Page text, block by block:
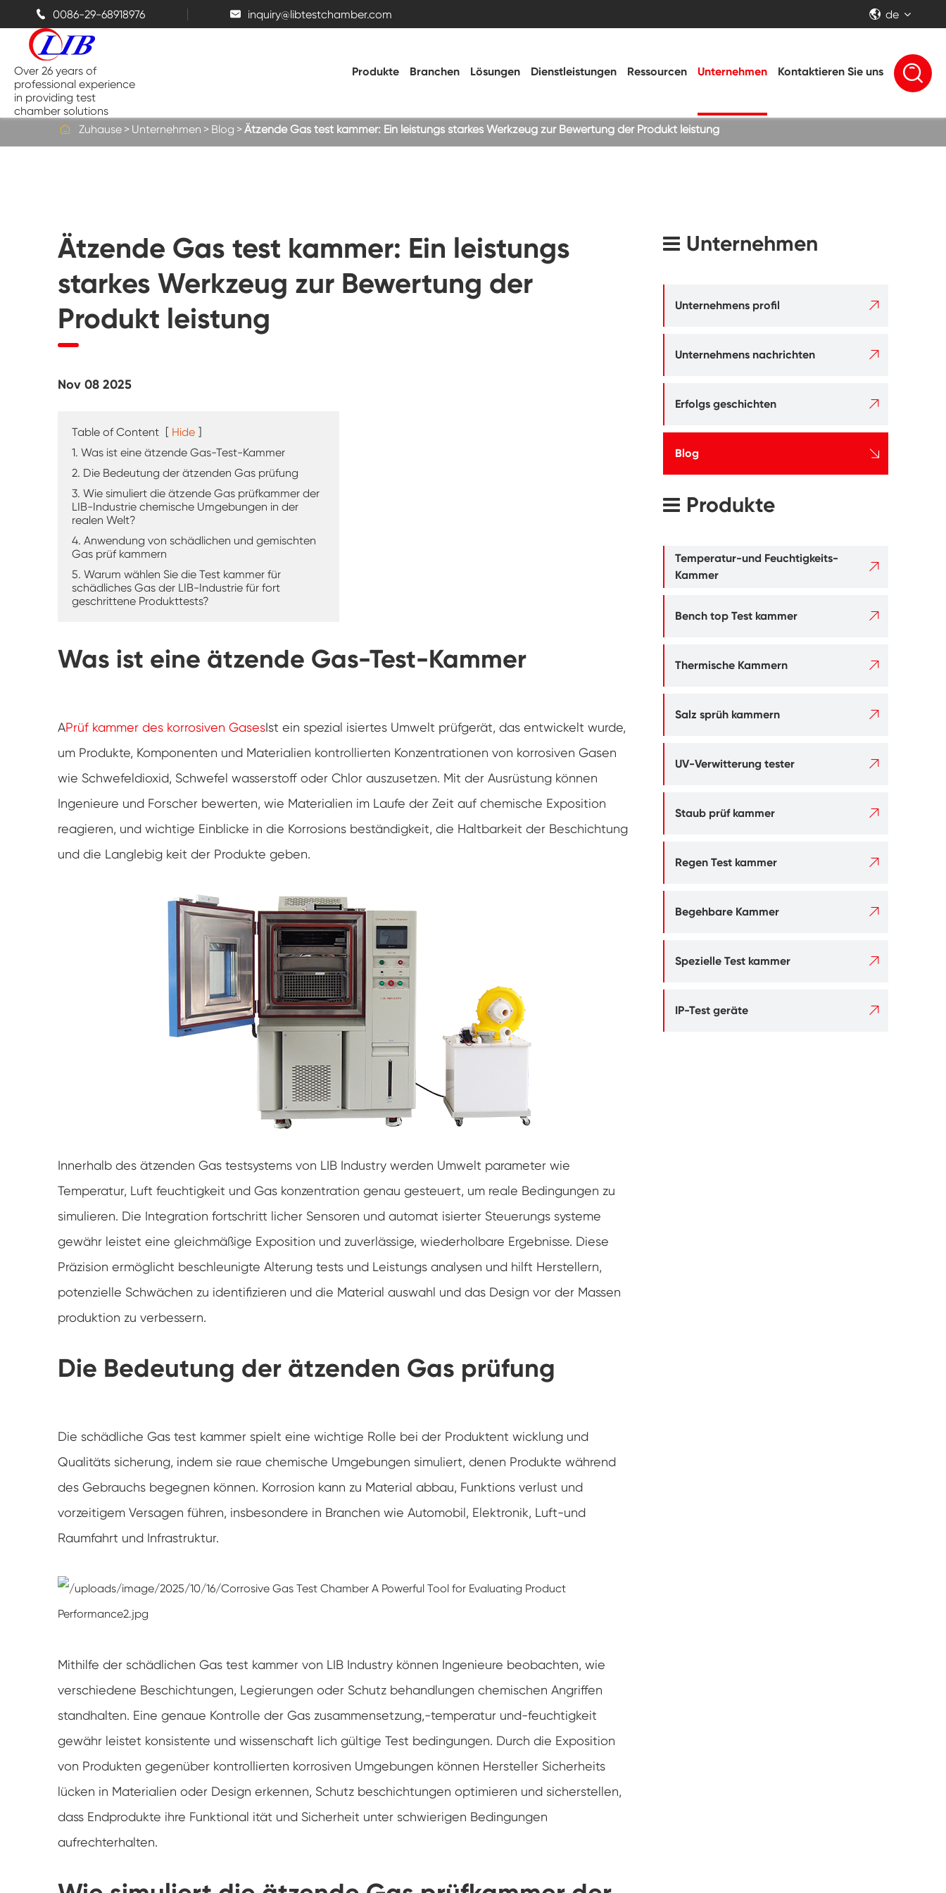
 0086-29-68918976  inquiry@libtestchamber.com  de
Over 26 years of
professional experience
in providing test
chamber solutions
Produkte
Thermische Kammern
Salz sprüh kammern
UV-Verwitterung tester
Begehbare Kammer
Spezielle Test kammer
IP-Test geräte
Vibrations kammer
Hohe Niedertemperatur-Test kammer
Konstantes Klima kabinett
LV124 K-12 Temperatur-Schock-und
Explosions geschützte Batterie Thermische
Runaway-Kammer
Industrielle Gefrier kammer
Doppelte Tür benutzer definierte
Temperatur-Feuchtigkeits-Kammer
Heiße kalte Feuchtigkeits-Kammer
Haltbarkeit prüfungs kammer
Kombinierte Salz sprüh-und Klima test
kammer
Temperatur- und Feuchtegesteuerte
Umweltkonditionierungseinheit
Temperatur-und Niederluftdruck-Prüf
Temperatur-Umwelt simulations kammer
Nass-Glühbirnen-Gaze für Temperatur-
Feuchtigkeits-Kammern
Vielseitige Umwelt prüfungs kammer
Luft feuchtigkeit Umwelt Prüf kammer
Konstante Temperatur-und Feuchtigkeits-
Luft feuchtigkeit Kammer
Klimaanlagen kammer mit negativer
Temperatur-Höhen-Kammer
Feuchte Wärme kammer
Trocken ofen
PV-Panel-Prüfgeräte
Branchen Lösungen Dienstleistungen Ressourcen Unternehmen Kontaktieren Sie uns 
 Zuhause Unternehmen Blog Ätzende Gas test kammer: Ein leistungs starkes Werkzeug zur Bewertung der Produkt leistung
Ätzende Gas test kammer: Ein leistungs
starkes Werkzeug zur Bewertung der
Produkt leistung
Nov 08 2025
Table of Content [ Hide ]
1. Was ist eine ätzende Gas-Test-Kammer
2. Die Bedeutung der ätzenden Gas prüfung
3. Wie simuliert die ätzende Gas prüfkammer der
LIB-Industrie chemische Umgebungen in der
realen Welt?
4. Anwendung von schädlichen und gemischten
Gas prüf kammern
5. Warum wählen Sie die Test kammer für
schädliches Gas der LIB-Industrie für fort
geschrittene Produkttests?
Was ist eine ätzende Gas-Test-Kammer
APrüf kammer des korrosiven GasesIst ein spezial isiertes Umwelt prüfgerät, das entwickelt wurde,
um Produkte, Komponenten und Materialien kontrollierten Konzentrationen von korrosiven Gasen
wie Schwefeldioxid, Schwefel wasserstoff oder Chlor auszusetzen. Mit der Ausrüstung können
Ingenieure und Forscher bewerten, wie Materialien im Laufe der Zeit auf chemische Exposition
reagieren, und wichtige Einblicke in die Korrosions beständigkeit, die Haltbarkeit der Beschichtung
und die Langlebig keit der Produkte geben.
Innerhalb des ätzenden Gas testsystems von LIB Industry werden Umwelt parameter wie
Temperatur, Luft feuchtigkeit und Gas konzentration genau gesteuert, um reale Bedingungen zu
simulieren. Die Integration fortschritt licher Sensoren und automat isierter Steuerungs systeme
gewähr leistet eine gleichmäßige Exposition und zuverlässige, wiederholbare Ergebnisse. Diese
Präzision ermöglicht beschleunigte Alterung tests und Leistungs analysen und hilft Herstellern,
potenzielle Schwächen zu identifizieren und die Material auswahl und das Design vor der Massen
produktion zu verbessern.
Die Bedeutung der ätzenden Gas prüfung
Die schädliche Gas test kammer spielt eine wichtige Rolle bei der Produktent wicklung und
Qualitäts sicherung, indem sie raue chemische Umgebungen simuliert, denen Produkte während
des Gebrauchs begegnen können. Korrosion kann zu Material abbau, Funktions verlust und
vorzeitigem Versagen führen, insbesondere in Branchen wie Automobil, Elektronik, Luft-und
Raumfahrt und Infrastruktur.
Mithilfe der schädlichen Gas test kammer von LIB Industry können Ingenieure beobachten, wie
verschiedene Beschichtungen, Legierungen oder Schutz behandlungen chemischen Angriffen
standhalten. Eine genaue Kontrolle der Gas zusammensetzung,-temperatur und-feuchtigkeit
gewähr leistet konsistente und wissenschaft lich gültige Test bedingungen. Durch die Exposition
von Produkten gegenüber kontrollierten korrosiven Umgebungen können Hersteller Sicherheits
lücken in Materialien oder Design erkennen, Schutz beschichtungen optimieren und sicherstellen,
dass Endprodukte ihre Funktional ität und Sicherheit unter schwierigen Bedingungen
aufrechterhalten.
Unternehmen
Unternehmens profil 
Unternehmens nachrichten 
Erfolgs geschichten 
Blog 
Produkte
Temperatur-und Feuchtigkeits-
Kammer

Bench top Test kammer 
Thermische Kammern 
Salz sprüh kammern 
UV-Verwitterung tester 
Staub prüf kammer 
Regen Test kammer 
Begehbare Kammer 
Spezielle Test kammer 
IP-Test geräte 